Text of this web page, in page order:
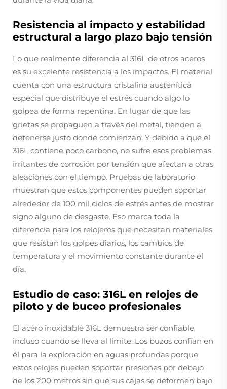
Resistencia al impacto y estabilidad
estructural a largo plazo bajo tensión
Lo que realmente diferencia al 316L de otros aceros
es su excelente resistencia a los impactos. El material
cuenta con una estructura cristalina austenítica
especial que distribuye el estrés cuando algo lo
golpea de forma repentina. En lugar de que las
grietas se propaguen a través del metal, tienden a
detenerse justo donde comienzan. Y debido a que el
316L contiene poco carbono, no sufre esos problemas
irritantes de corrosión por tensión que afectan a otras
aleaciones con el tiempo. Pruebas de laboratorio
muestran que estos componentes pueden soportar
alrededor de 100 mil ciclos de estrés antes de mostrar
signo alguno de desgaste. Eso marca toda la
diferencia para los relojeros que necesitan materiales
que resistan los golpes diarios, los cambios de
temperatura y el movimiento constante durante el
día.
Estudio de caso: 316L en relojes de
piloto y de buceo profesionales
El acero inoxidable 316L demuestra ser confiable
incluso cuando se lleva al límite. Los buzos confían en
él para la exploración en aguas profundas porque
estos relojes pueden soportar presiones por debajo
de los 200 metros sin que sus cajas se deformen bajo